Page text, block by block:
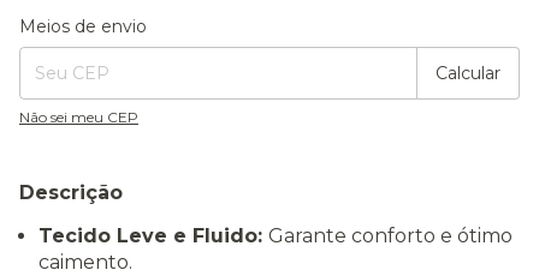
Entregas para o CEP:
Meios de envio
Calcular
Não sei meu CEP
Descrição
Tecido Leve e Fluido: Garante conforto e ótimo
caimento.